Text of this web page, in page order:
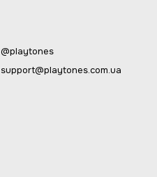
@playtones
support@playtones.com.ua